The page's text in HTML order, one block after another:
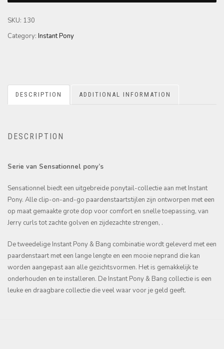
SKU: 130
Category: Instant Pony
DESCRIPTION ADDITIONAL INFORMATION
DESCRIPTION
Serie van Sensationnel pony’s
Sensationnel biedt een uitgebreide ponytail-collectie aan met Instant
Pony. Alle clip-on-and-go paardenstaartstijlen zijn ontworpen met een
op maat gemaakte grote dop voor comfort en snelle toepassing, van
Jerry curls tot zachte golven en zijdezachte strengen, .
De tweedelige Instant Pony & Bang combinatie wordt geleverd met een
paardenstaart met een lange lengte en een mooie neprand die kan
worden aangepast aan alle gezichtsvormen. Het is gemakkelijk te
onderhouden en te installeren. De Instant Pony & Bang collectie is een
leuke en draagbare collectie die veel waar voor je geld geeft.